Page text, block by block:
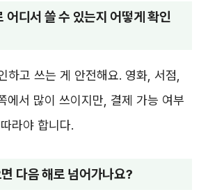
어디서 쓸 수 있는지 어떻게 확인
하고 쓰는 게 안전해요. 영화, 서점,
에서 많이 쓰이지만, 결제 가능 여부
라야 합니다.
다음 해로 넘어가나요?